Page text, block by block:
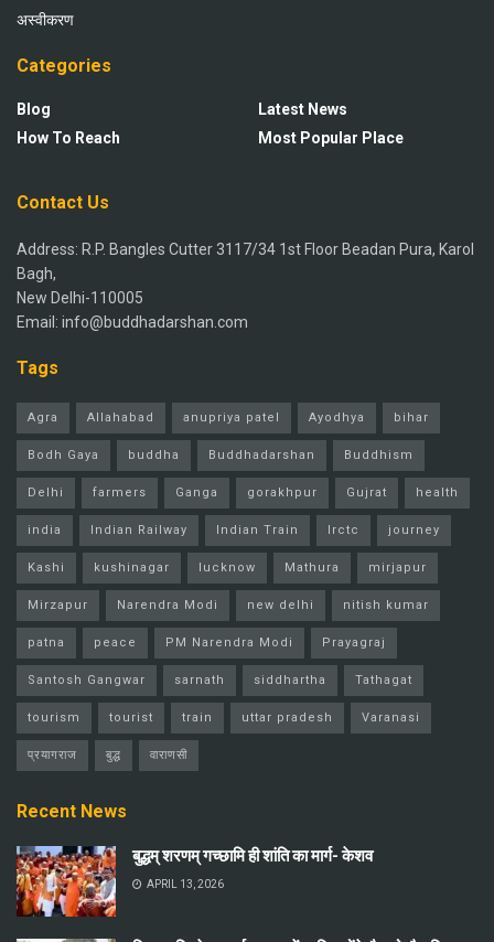
अस्वीकरण
Categories
Blog
How To Reach
Latest News
Most Popular Place
Contact Us
Address: R.P. Bangles Cutter 3117/34 1st Floor Beadan Pura, Karol
Bagh,
New Delhi-110005
Email: info@buddhadarshan.com
Tags
Agra Allahabad anupriya patel Ayodhya bihar
Bodh Gaya buddha Buddhadarshan Buddhism
Delhi farmers Ganga gorakhpur Gujrat health
india Indian Railway Indian Train Irctc journey
Kashi kushinagar lucknow Mathura mirjapur
Mirzapur Narendra Modi new delhi nitish kumar
patna peace PM Narendra Modi Prayagraj
Santosh Gangwar sarnath siddhartha Tathagat
tourism tourist train uttar pradesh Varanasi
प्रयागराज बुद्ध वाराणसी
Recent News
बुद्धम् शरणम् गच्छामि ही शांति का मार्ग- केशव
APRIL 13, 2026